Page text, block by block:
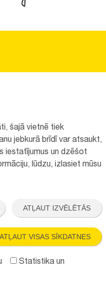
"
Bērnu slimnīcas fonda
šajā vietnē tiek
jebkurā brīdī var atsaukt,
iestatījumus un dzēšot
lūdzu, izlasiet mūsu
ATĻAUT IZVĒLĒTĀS
ATĻAUT VISAS SĪKDATNES
Statistika un